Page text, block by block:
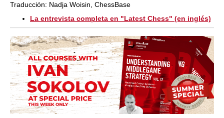
Traducción: Nadja Woisin, ChessBase
La entrevista completa en "Latest Chess" (en inglés)